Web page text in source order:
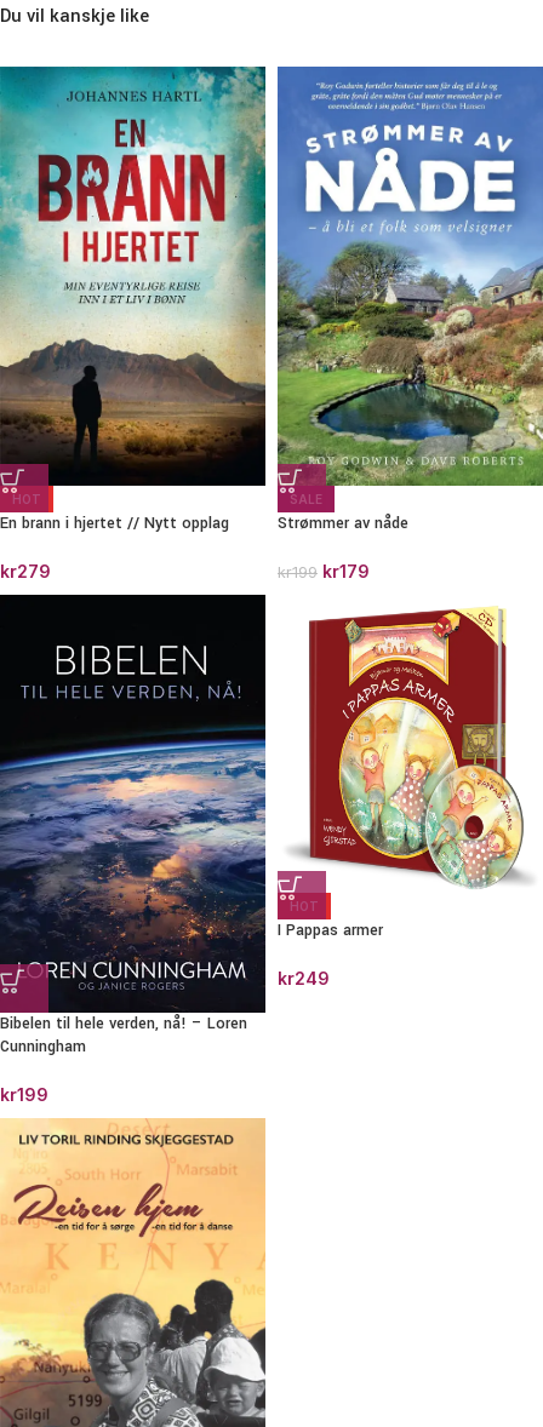
Du vil kanskje like
HOT
En brann i hjertet // Nytt opplag
kr279
SALE
Strømmer av nåde
kr199 kr179
Bibelen til hele verden, nå! – Loren
Cunningham
kr199
HOT
I Pappas armer
kr249